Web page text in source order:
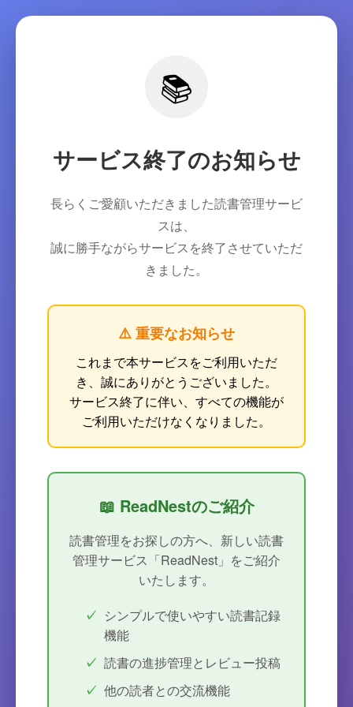
📚
サービス終了のお知らせ
長らくご愛顧いただきました読書管理サービ
スは、
誠に勝手ながらサービスを終了させていただ
きました。
⚠️ 重要なお知らせ
これまで本サービスをご利用いただ
き、誠にありがとうございました。
サービス終了に伴い、すべての機能が
ご利用いただけなくなりました。
📖 ReadNestのご紹介
読書管理をお探しの方へ、新しい読書
管理サービス「ReadNest」をご紹介
いたします。
シンプルで使いやすい読書記録
機能
読書の進捗管理とレビュー投稿
他の読者との交流機能